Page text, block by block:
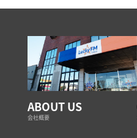
ABOUT US
会社概要